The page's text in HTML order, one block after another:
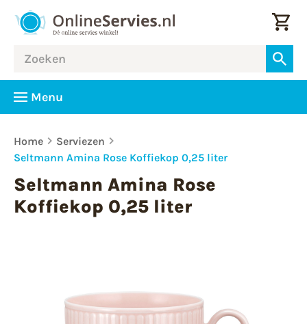
Menu
Home
Serviezen
Seltmann Amina Rose Koffiekop 0,25 liter
Seltmann Amina Rose
Koffiekop 0,25 liter